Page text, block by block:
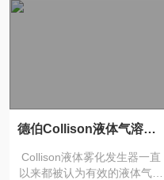
德伯Collison液体气溶胶发生器
Collison液体雾化发生器一直
以来都被认为有效的液体气溶